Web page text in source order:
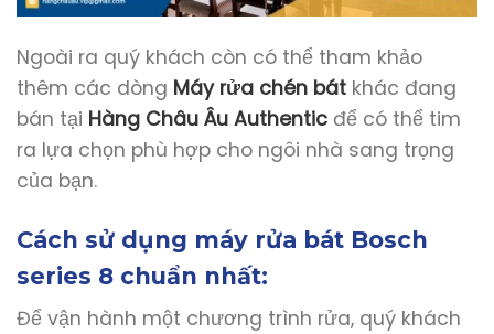
Ngoài ra quý khách còn có thể tham khảo
thêm các dòng Máy rửa chén bát khác đang
bán tại Hàng Châu Âu Authentic để có thể tim
ra lựa chọn phù hợp cho ngôi nhà sang trọng
của bạn.
Cách sử dụng máy rửa bát Bosch
series 8 chuẩn nhất:
Để vận hành một chương trình rửa, quý khách